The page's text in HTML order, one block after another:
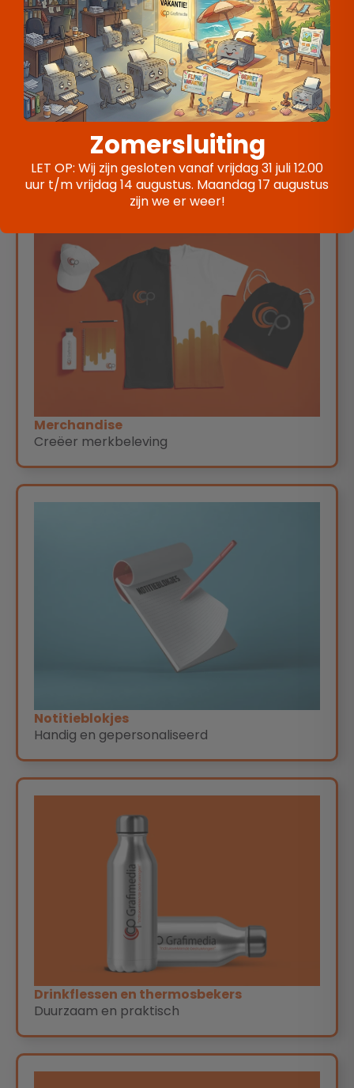
Kalenders
Praktisch en promotioneel
Merchandise
Creëer merkbeleving
Notitieblokjes
Handig en gepersonaliseerd
Drinkflessen en thermosbekers
Duurzaam en praktisch
Zomersluiting
LET OP: Wij zijn gesloten vanaf vrijdag 31 juli 12.00
uur t/m vrijdag 14 augustus. Maandag 17 augustus
zijn we er weer!